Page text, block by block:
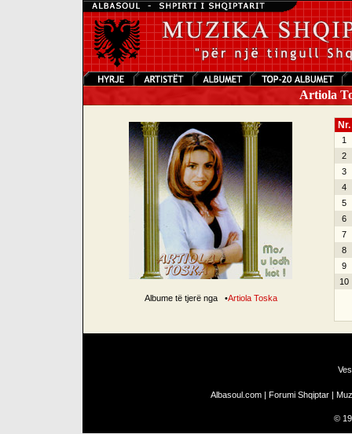
Artiola
Albume të tjerë nga •Artiola Toska
Nr.
1
2
3
4
5
6
7
8
9
10
Albasoul.com | Forumi Shqiptar |
©